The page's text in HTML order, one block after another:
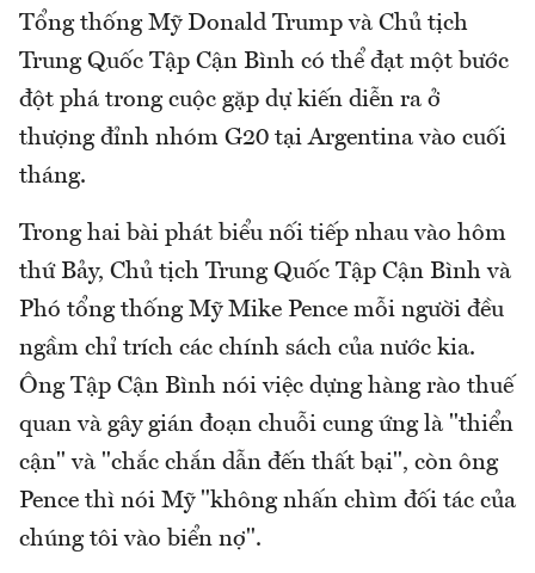
Tổng thống Mỹ Donald Trump và Chủ tịch
Trung Quốc Tập Cận Bình có thể đạt một bước
đột phá trong cuộc gặp dự kiến diễn ra ở
thượng đỉnh nhóm G20 tại Argentina vào cuối
tháng.
Trong hai bài phát biểu nối tiếp nhau vào hôm
thứ Bảy, Chủ tịch Trung Quốc Tập Cận Bình và
Phó tổng thống Mỹ Mike Pence mỗi người đều
ngầm chỉ trích các chính sách của nước kia.
Ông Tập Cận Bình nói việc dựng hàng rào thuế
quan và gây gián đoạn chuỗi cung ứng là "thiển
cận" và "chắc chắn dẫn đến thất bại", còn ông
Pence thì nói Mỹ "không nhấn chìm đối tác của
chúng tôi vào biển nợ".